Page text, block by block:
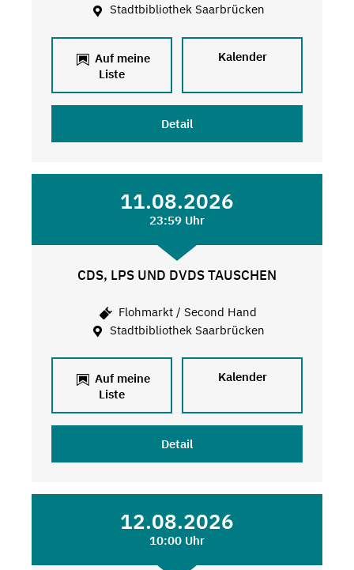
Stadtbibliothek Saarbrücken
Auf meine
Liste
Kalender
Detail
11.08.2026
23:59 Uhr
CDS, LPS UND DVDS TAUSCHEN
Flohmarkt / Second Hand
Stadtbibliothek Saarbrücken
Auf meine
Liste
Kalender
Detail
12.08.2026
10:00 Uhr